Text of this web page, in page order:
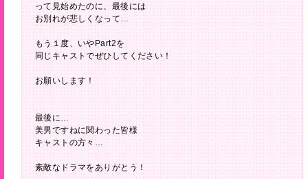
って見始めたのに、最後には
お別れが悲しくなって…
もう１度、いやPart2を
同じキャストでぜひしてください！
お願いします！
最後に…
美男ですねに関わった皆様
キャストの方々…
素敵なドラマをありがとう！